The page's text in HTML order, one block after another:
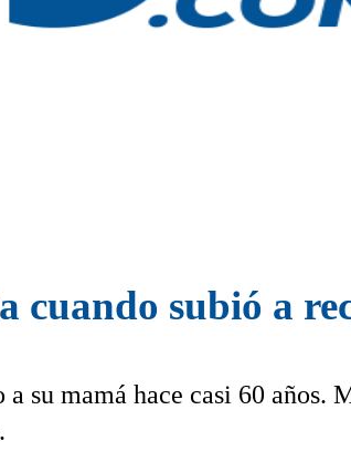
cuando subió a
su mamá hace casi 60 años.